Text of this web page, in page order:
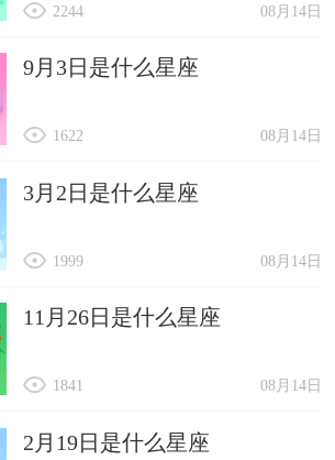
08月14日
2244
9月3日是什么星座
08月14日
1622
3月2日是什么星座
08月14日
1999
11月26日是什么星座
08月14日
1841
2月19日是什么星座